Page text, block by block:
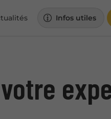
Infos utiles